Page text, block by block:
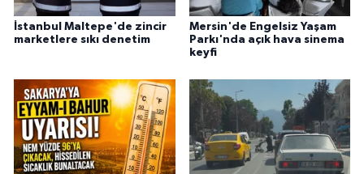
İstanbul Maltepe'de zincir
marketlere sıkı denetim
Mersin'de Engelsiz Yaşam
Parkı'nda açık hava sinema
keyfi